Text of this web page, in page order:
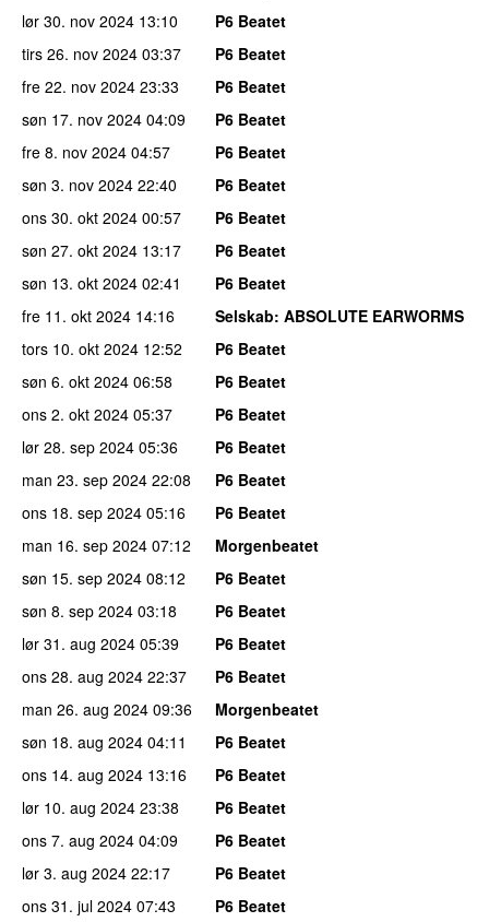
lør 30. nov 2024 13:10
P6 Beatet
tirs 26. nov 2024 03:37
P6 Beatet
fre 22. nov 2024 23:33
P6 Beatet
søn 17. nov 2024 04:09
P6 Beatet
fre 8. nov 2024 04:57
P6 Beatet
søn 3. nov 2024 22:40
P6 Beatet
ons 30. okt 2024 00:57
P6 Beatet
søn 27. okt 2024 13:17
P6 Beatet
søn 13. okt 2024 02:41
P6 Beatet
fre 11. okt 2024 14:16 Selskab: ABSOLUTE EARWORMS
tors 10. okt 2024 12:52
P6 Beatet
søn 6. okt 2024 06:58
P6 Beatet
ons 2. okt 2024 05:37
P6 Beatet
lør 28. sep 2024 05:36
P6 Beatet
man 23. sep 2024 22:08
P6 Beatet
ons 18. sep 2024 05:16
P6 Beatet
man 16. sep 2024 07:12
Morgenbeatet
søn 15. sep 2024 08:12
P6 Beatet
søn 8. sep 2024 03:18
P6 Beatet
lør 31. aug 2024 05:39
P6 Beatet
ons 28. aug 2024 22:37
P6 Beatet
man 26. aug 2024 09:36
Morgenbeatet
søn 18. aug 2024 04:11
P6 Beatet
ons 14. aug 2024 13:16
P6 Beatet
lør 10. aug 2024 23:38
P6 Beatet
ons 7. aug 2024 04:09
P6 Beatet
lør 3. aug 2024 22:17
P6 Beatet
ons 31. jul 2024 07:43 P6 Beatet